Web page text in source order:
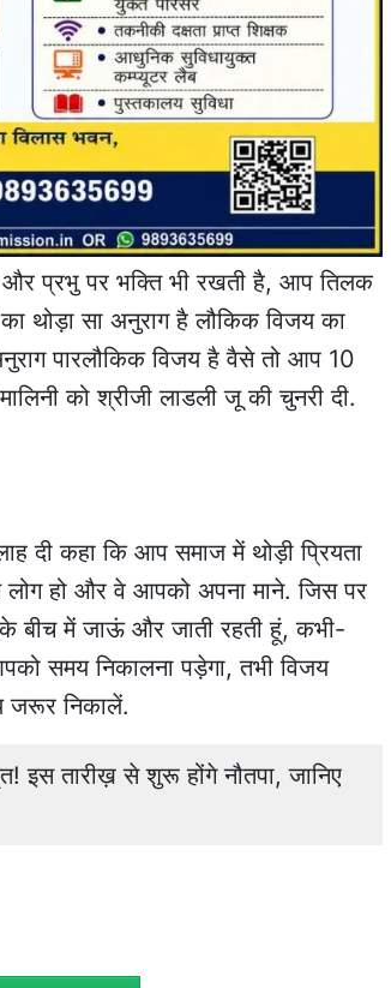
प्रभु पर भक्ति भी रखती है, आप तिलक
थोड़ा सा अनुराग है लौकिक विजय का
पारलौकिक विजय है वैसे तो आप 10
को श्रीजी लाडली जू की चुनरी दी.
दी कहा कि आप समाज में थोड़ी प्रियता
हो और वे आपको अपना माने. जिस पर
बीच में जाऊं और जाती रहती हूं, कभी-
समय निकालना पड़ेगा, तभी विजय
जरूर निकालें.
तारीख़ से शुरू होंगे नौतपा, जानिए